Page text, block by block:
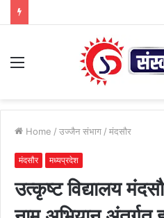
Menu
Home / उज्जैन संभाग / मंदसौर
मंदसौर मध्यप्रदेश
उत्कृष्ट विद्यालय